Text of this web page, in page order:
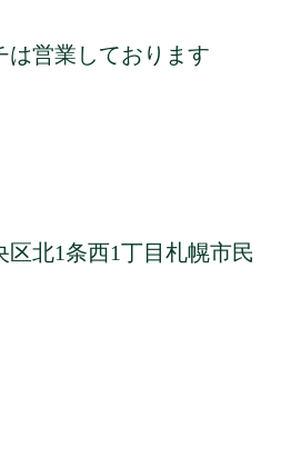
営業しております
北1条西1丁目札幌市民